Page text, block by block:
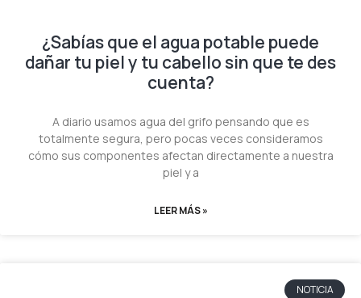
¿Sabías que el agua potable puede
dañar tu piel y tu cabello sin que te des
cuenta?
A diario usamos agua del grifo pensando que es
totalmente segura, pero pocas veces consideramos
cómo sus componentes afectan directamente a nuestra
piel y a
LEER MÁS »
NOTICIA